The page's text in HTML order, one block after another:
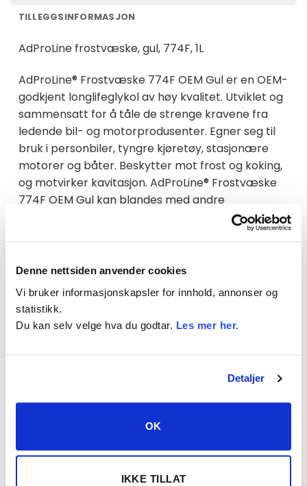
Denne nettsiden anvender cookies
Vi bruker informasjonskapsler for innhold, annonser og
statistikk.
Du kan selv velge hva du godtar. Les mer her.
Detaljer
OK
IKKE TILLAT
TILLEGGSINFORMASJON
AdProLine frostvæske, gul, 774F, 1L
AdProLine® Frostvæske 774F OEM Gul er en OEM-
godkjent longlifeglykol av høy kvalitet. Utviklet og
sammensatt for å tåle de strenge kravene fra
ledende bil- og motorprodusenter. Egner seg til
bruk i personbiler, tyngre kjøretøy, stasjonære
motorer og båter. Beskytter mot frost og koking,
og motvirker kavitasjon. AdProLine® Frostvæske
774F OEM Gul kan blandes med andre
AdProLine® Frostvæske 774F OEM Gul inneholder
teknologien (Organic Acid Technology). Det gir
langtidsvirkende korrosjonsbeskyttelse da bare
en liten del av inhibitorene forbrukes. Inneholder
ikke nitritter, aminer, fosfater, silikater eller
frostbeskyttelse hver høst, og etterfyll ved
behov. Etylenglykol er giftig og må ikke svelges.
Den er biologisk nedbrytbar, og utslipp av mindre
renseanleggets nedbrytingsprosess.